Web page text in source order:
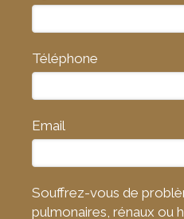
Téléphone
Email
Souffrez-vous de
pulmonaires, rénaux ou